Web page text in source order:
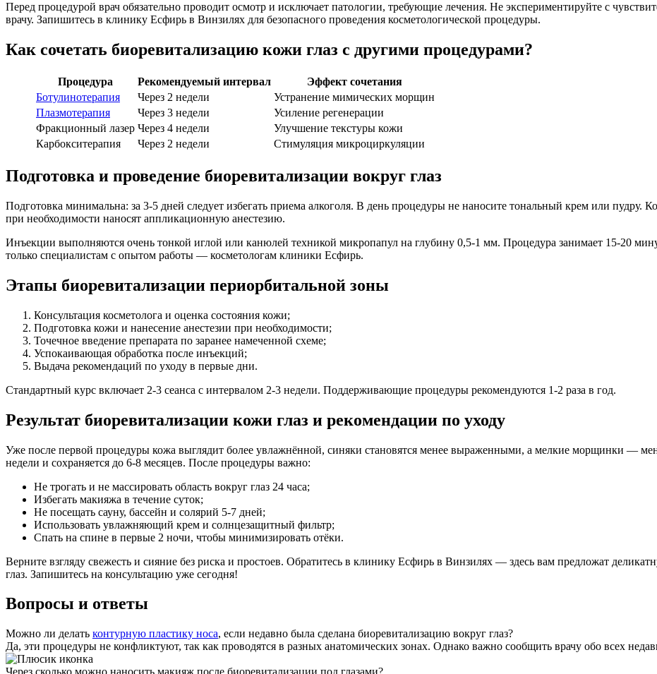
Перед процедурой врач обязательно проводит осмотр и исключает патологии, требующие лечения. Не экспериментируйте с
врачу. Запишитесь в клинику Есфирь в Винзилях для безопасного проведения косметологической процедуры.
Как сочетать биоревитализацию кожи глаз с другими процедурами?
Процедура Рекомендуемый интервал
Эффект сочетания
Ботулинотерапия
Через 2 недели
Устранение мимических морщин
Плазмотерапия
Через 3 недели
Усиление регенерации
Фракционный лазер Через 4 недели
Улучшение текстуры кожи
Карбокситерапия
Через 2 недели Стимуляция микроциркуляции
Подготовка и проведение биоревитализации вокруг глаз
Подготовка минимальна: за 3-5 дней следует избегать приема алкоголя. В день процедуры не наносите тональный крем или пудру.
при необходимости наносят аппликационную анестезию.
Инъекции выполняются очень тонкой иглой или канюлей техникой микропапул на глубину 0,5-1 мм. Процедура занимает 15-20
только специалистам с опытом работы — косметологам клиники Есфирь.
Этапы биоревитализации периорбитальной зоны
Консультация косметолога и оценка состояния кожи;
Подготовка кожи и нанесение анестезии при необходимости;
Точечное введение препарата по заранее намеченной схеме;
Успокаивающая обработка после инъекций;
Выдача рекомендаций по уходу в первые дни.
Стандартный курс включает 2-3 сеанса с интервалом 2-3 недели. Поддерживающие процедуры рекомендуются 1-2 раза в год.
Результат биоревитализации кожи глаз и рекомендации по уходу
Уже после первой процедуры кожа выглядит более увлажнённой, синяки становятся менее выраженными, а мелкие морщинки —
недели и сохраняется до 6-8 месяцев. После процедуры важно:
Не трогать и не массировать область вокруг глаз 24 часа;
Избегать макияжа в течение суток;
Не посещать сауну, бассейн и солярий 5-7 дней;
Использовать увлажняющий крем и солнцезащитный фильтр;
Спать на спине в первые 2 ночи, чтобы минимизировать отёки.
Верните взгляду свежесть и сияние без риска и простоев. Обратитесь в клинику Есфирь в Винзилях — здесь вам предложат
глаз. Запишитесь на консультацию уже сегодня!
Вопросы и ответы
Можно ли делать контурную пластику носа, если недавно была сделана биоревитализацию вокруг глаз?
Да, эти процедуры не конфликтуют, так как проводятся в разных анатомических зонах. Однако важно сообщить врачу обо всех